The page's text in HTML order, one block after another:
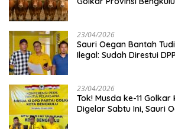
23/04/2026
Sauri Oegan Bantah
Ilegal: Sudah Direstui
23/04/2026
‎Tok! Musda ke-11
Digelar Sabtu Ini, Sauri